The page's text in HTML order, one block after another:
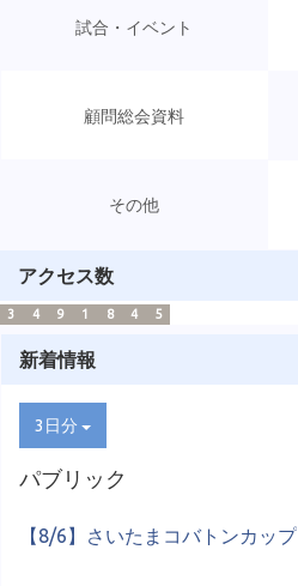
試合・イベント
顧問総会資料
その他
アクセス数
3 4 9 1 8 4 5
新着情報
3日分
パブリック
【8/6】さいたまコバトンカップ